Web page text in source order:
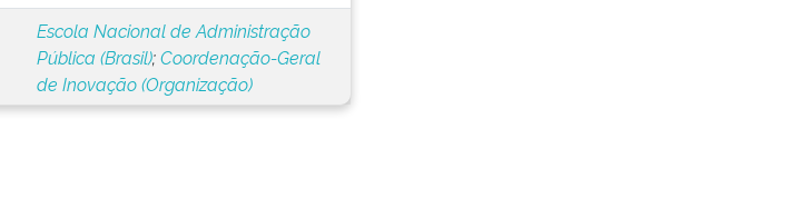
Escola Nacional de Administração
Pública (Brasil);Coordenação-Geral
de Inovação (Organização)